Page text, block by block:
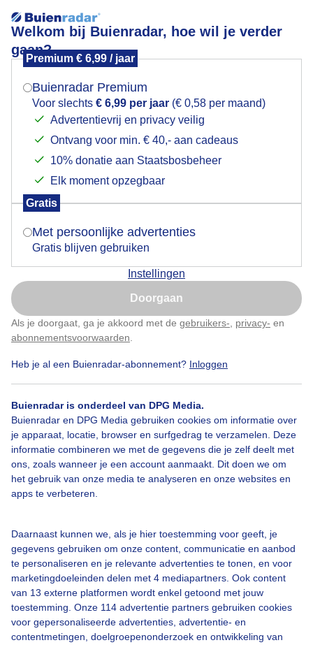
Welkom bij Buienradar, hoe wil je verder
gaan?
Premium € 6,99 / jaar
Buienradar Premium
Voor slechts € 6,99 per jaar (€ 0,58 per maand)
Advertentievrij en privacy veilig
Ontvang voor min. € 40,- aan cadeaus
10% donatie aan Staatsbosbeheer
Elk moment opzegbaar
Gratis
Met persoonlijke advertenties
Gratis blijven gebruiken
Instellingen
Doorgaan
Als je doorgaat, ga je akkoord met de gebruikers- privacy- en
abonnementsvoorwaarden
Heb je al een Buienradar-abonnement? Inloggen
Buienradar is onderdeel van DPG Media.
Buienradar en DPG Media gebruiken cookies om informatie over
je apparaat, locatie, browser en surfgedrag te verzamelen. Deze
informatie combineren we met de gegevens die je zelf deelt met
ons, zoals wanneer je een account aanmaakt. Dit doen we om
het gebruik van onze media te analyseren en onze websites en
apps te verbeteren.
Daarnaast kunnen we, als je hier toestemming voor geeft, je
gegevens gebruiken om onze content, communicatie en aanbod
te personaliseren en je relevante advertenties te tonen, en voor
marketingdoeleinden delen met 4 mediapartners. Ook content
van 13 externe platformen wordt enkel getoond met jouw
toestemming. Onze 114 advertentie partners gebruiken cookies
voor gepersonaliseerde advertenties, advertentie- en
contentmetingen, doelgroepenonderzoek en ontwikkeling van
Bewolking
Zojuist
Door: Dilia van Zon Gemaakt: 12-05-2026, 25x bekeken
Weerspiegeling
Een moment geduld aub...
Over Buienradar
Veelgestelde vragen
Contact
Toegankelijkheid
Gebruikersvoorwaarden
Adverteren
Mogen we je locatie gebruiken voor het
Indien je hier nog geen akkoord op hebt gegeven,
verschijnt er zo een pop-up uit je browser waarin
Is goed, toon de popup
Nu niet, misschien later
Klik hierom dit aan te passen